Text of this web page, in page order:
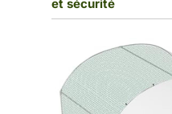
et sécurité